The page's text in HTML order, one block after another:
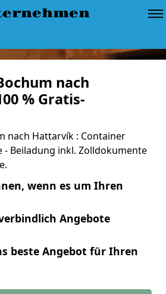
nach
% Gratis-
nach Hattarvík : Container
- Beiladung inkl. Zolldokumente
wenn es um Ihren
Angebote
beste Angebot für Ihren